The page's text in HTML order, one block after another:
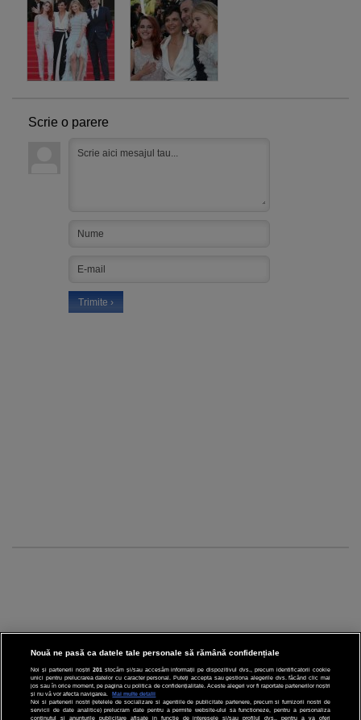
Scrie o parere
CINEMA
DIVERTISMENT
Nouă ne pasă ca datele tale personale să rămână confidențiale
Noi și partenerii noștri 201 stocăm și/sau accesăm informații pe dispozitivul dvs., precum identificatorii cookie
unici pentru prelucrarea datelor cu caracter personal. Puteți accepta sau gestiona alegerile dvs. făcând clic mai
jos sau în orice moment, pe pagina cu politica de confidențialitate. Aceste alegeri vor fi raportate partenerilor noștri
și nu vă vor afecta navigarea.
Mai multe detalii
Noi si partenerii nostri (retelele de socializare si agentiile de publicitate partenere, precum si furnizorii nostri de
servicii de date analitice) prelucram date pentru a permite website-ului sa functioneze, pentru a personaliza
continutul si anunturile publicitare afisate in functie de interesele si/sau profilul dvs., pentru a va oferi